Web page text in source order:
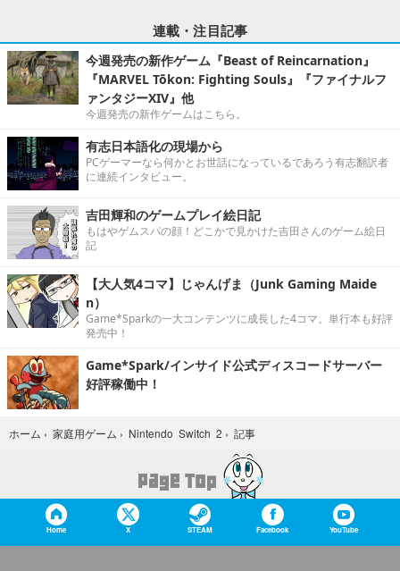
連載・注目記事
今週発売の新作ゲーム『Beast of Reincarnation』
『MARVEL Tōkon: Fighting Souls』『ファイナルフ
ァンタジーXIV』他
今週発売の新作ゲームはこちら。
有志日本語化の現場から
PCゲーマーなら何かとお世話になっているであろう有志翻訳者
に連続インタビュー。
吉田輝和のゲームプレイ絵日記
もはやゲムスパの顔！どこかで見かけた吉田さんのゲーム絵日
記
【大人気4コマ】じゃんげま（Junk Gaming Maide
n）
Game*Sparkの一大コンテンツに成長した4コマ。単行本も好評
発売中！
Game*Spark/インサイド公式ディスコードサーバー
好評稼働中！
ホーム › 家庭用ゲーム › Nintendo Switch 2 › 記事
Home X STEAM Facebook YouTube